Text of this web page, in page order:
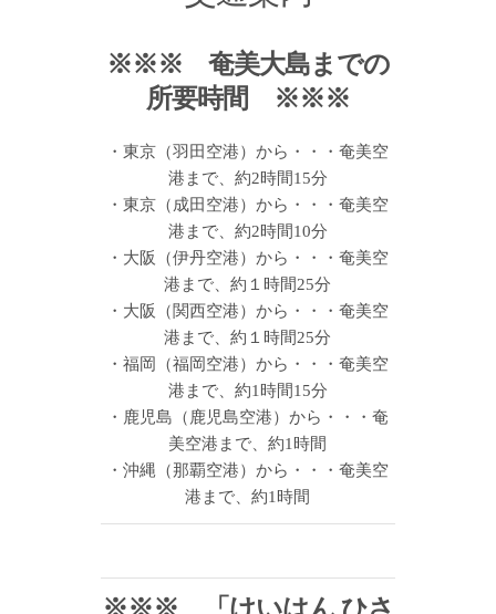
※※※ 奄美大島までの
所要時間 ※※※
・東京（羽田空港）から・・・奄美空
港まで、約2時間15分
・東京（成田空港）から・・・奄美空
港まで、約2時間10分
・大阪（伊丹空港）から・・・奄美空
港まで、約１時間25分
・大阪（関西空港）から・・・奄美空
港まで、約１時間25分
・福岡（福岡空港）から・・・奄美空
港まで、約1時間15分
・鹿児島（鹿児島空港）から・・・奄
美空港まで、約1時間
・沖縄（那覇空港）から・・・奄美空
港まで、約1時間